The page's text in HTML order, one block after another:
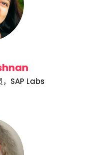
，SAP Labs